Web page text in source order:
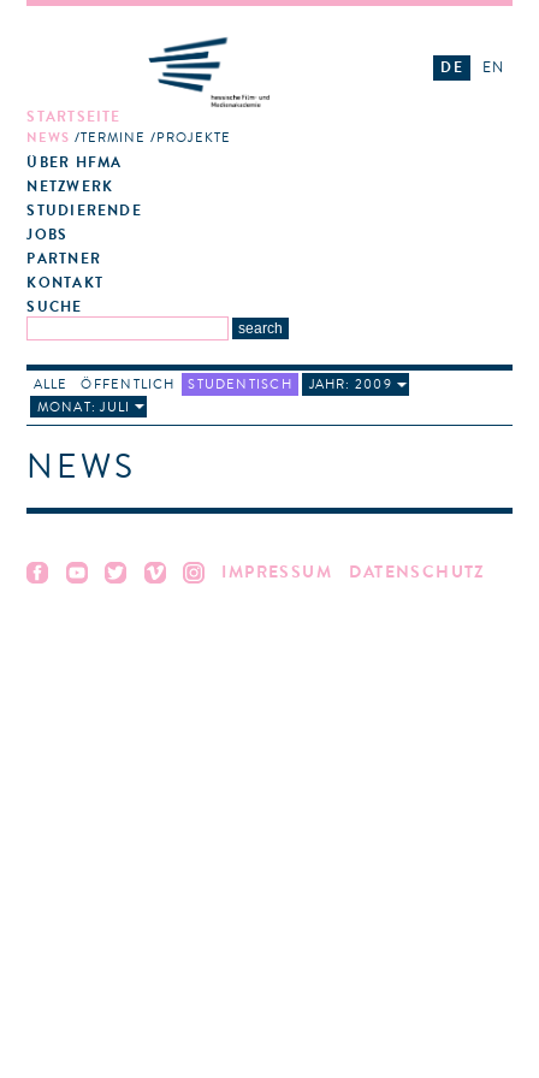
STARTSEITE
NEWS TERMINE PROJEKTE
ÜBER HFMA
NETZWERK
STUDIERENDE
JOBS
PARTNER
KONTAKT
SUCHE
DE EN
ALLE ÖFFENTLICH STUDENTISCH
JAHR: 2009
MONAT: JULI
NEWS
IMPRESSUM DATENSCHUTZ